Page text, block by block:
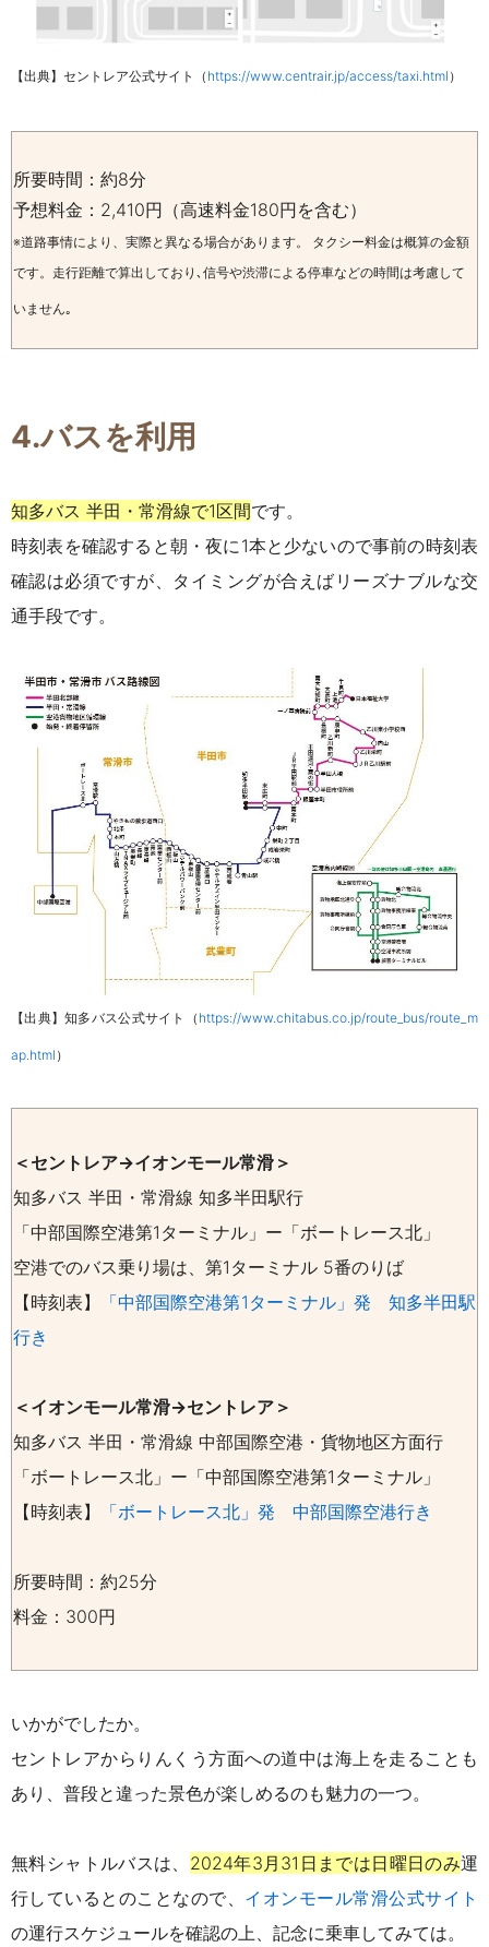
【出典】セントレア公式サイト（ https://www.centrair.jp/access/taxi.html ）
所要時間：約8分
予想料金：2,410円（高速料金180円を含む）
※道路事情により、実際と異なる場合があります。 タクシー料金は概算の金額
です。走行距離で算出しており､信号や渋滞による停車などの時間は考慮して
いません｡
4.バスを利用
知多バス 半田・常滑線で1区間です。
時刻表を確認すると朝・夜に1本と少ないので事前の時刻表
確認は必須ですが、タイミングが合えばリーズナブルな交
通手段です。
【出典】知多バス公式サイト（ https://www.chitabus.co.jp/route_bus/route_m
ap.html ）
＜セントレア→イオンモール常滑＞
知多バス 半田・常滑線 知多半田駅行
「中部国際空港第1ターミナル」ー「ボートレース北」
空港でのバス乗り場は、第1ターミナル 5番のりば
【時刻表】
「中部国際空港第1ターミナル」発 知多半田駅
行き
＜イオンモール常滑→セントレア＞
知多バス 半田・常滑線 中部国際空港・貨物地区方面行
「ボートレース北」ー「中部国際空港第1ターミナル」
【時刻表】
「ボートレース北」発 中部国際空港行き
所要時間：約25分
料金：300円
いかがでしたか。
セントレアからりんくう方面への道中は海上を走ることも
あり、普段と違った景色が楽しめるのも魅力の一つ。
無料シャトルバスは、 2024年3月31日までは日曜日のみ運
行しているとのことなので、 イオンモール常滑公式サイト
の運行スケジュールを確認の上、記念に乗車してみては。